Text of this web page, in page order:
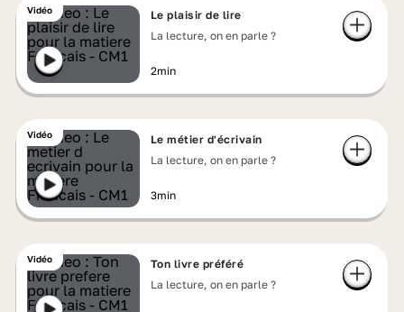
Vidéo
Le plaisir de lire
La lecture, on en parle ?
2min
Vidéo
Le métier d'écrivain
La lecture, on en parle ?
3min
Vidéo
Ton livre préféré
La lecture, on en parle ?